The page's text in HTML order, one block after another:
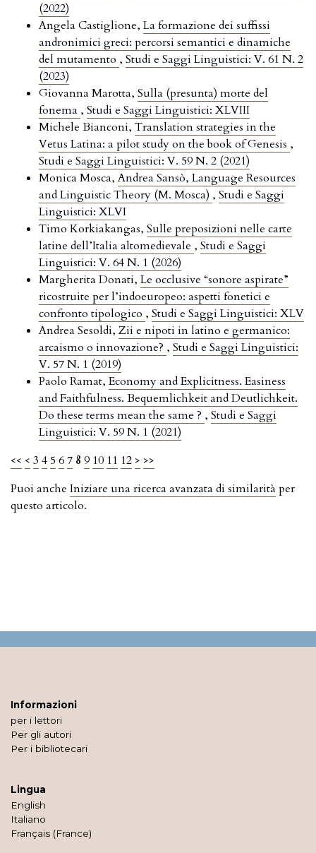
(2022)
Angela Castiglione, La formazione dei suffissi
andronimici greci: percorsi semantici e dinamiche
del mutamento , Studi e Saggi Linguistici: V. 61 N. 2
(2023)
Giovanna Marotta, Sulla (presunta) morte del
fonema , Studi e Saggi Linguistici: XLVIII
Michele Bianconi, Translation strategies in the
Vetus Latina: a pilot study on the book of Genesis ,
Studi e Saggi Linguistici: V. 59 N. 2 (2021)
Monica Mosca,Andrea Sansò, Language Resources
and Linguistic Theory (M. Mosca) , Studi e Saggi
Linguistici: XLVI
Timo Korkiakangas, Sulle preposizioni nelle carte
latine dell’Italia altomedievale , Studi e Saggi
Linguistici: V. 64 N. 1 (2026)
Margherita Donati, Le occlusive “sonore aspirate”
ricostruite per l’indoeuropeo: aspetti fonetici e
confronto tipologico , Studi e Saggi Linguistici: XLV
Andrea Sesoldi, Zii e nipoti in latino e germanico:
arcaismo o innovazione? , Studi e Saggi Linguistici:
V. 57 N. 1 (2019)
Paolo Ramat,Economy and Explicitness. Easiness
and Faithfulness. Bequemlichkeit and Deutlichkeit.
Do these terms mean the same ? , Studi e Saggi
Linguistici: V. 59 N. 1 (2021)
<< < 3 4 5 67 8 9 10 11 12 > >>
Puoi anche Iniziare una ricerca avanzata di similarità per
questo articolo.
Informazioni
per i lettori
Per gli autori
Per i bibliotecari
Lingua
English
Italiano
Français (France)